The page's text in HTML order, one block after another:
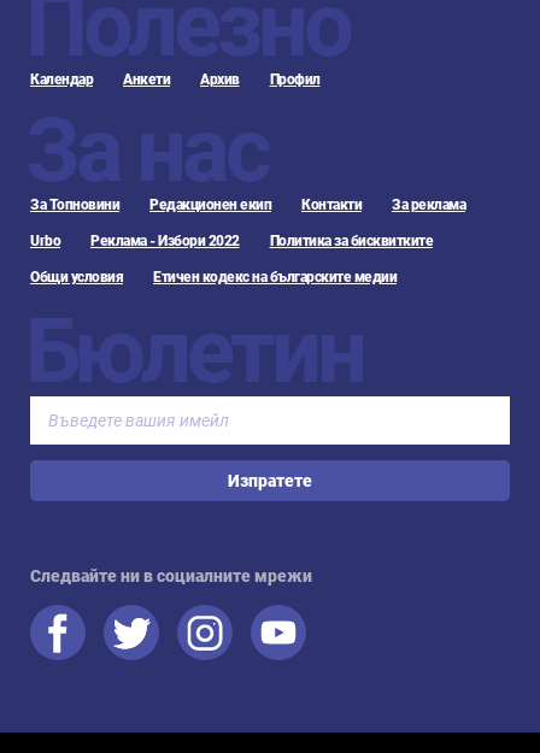
Полезно
Календар Анкети Архив Профил
За нас
За Топновини Редакционен екип Контакти За реклама
Urbo Реклама - Избори 2022 Политика за бисквитките
Общи условия Етичен кодекс на българските медии
Бюлетин
Изпратете
Следвайте ни в социалните мрежи